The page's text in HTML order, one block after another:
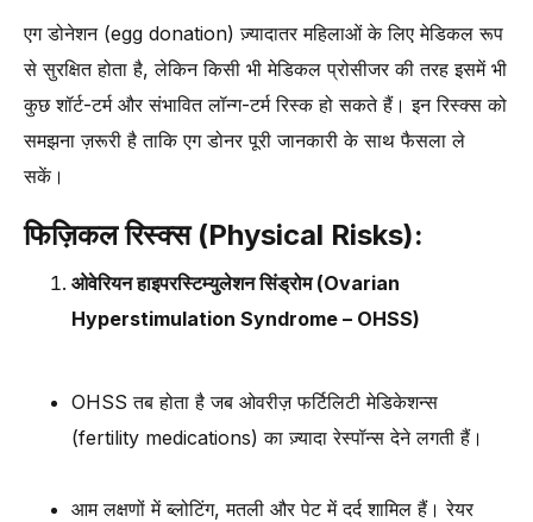
एग डोनेशन (egg donation) ज़्यादातर महिलाओं के लिए मेडिकल रूप
से सुरक्षित होता है, लेकिन किसी भी मेडिकल प्रोसीजर की तरह इसमें भी
कुछ शॉर्ट-टर्म और संभावित लॉन्ग-टर्म रिस्क हो सकते हैं। इन रिस्क्स को
समझना ज़रूरी है ताकि एग डोनर पूरी जानकारी के साथ फैसला ले
सकें।
फिज़िकल रिस्क्स (Physical Risks):
ओवेरियन हाइपरस्टिम्युलेशन सिंड्रोम (Ovarian
Hyperstimulation Syndrome – OHSS)
OHSS तब होता है जब ओवरीज़ फर्टिलिटी मेडिकेशन्स
(fertility medications) का ज़्यादा रेस्पॉन्स देने लगती हैं।
आम लक्षणों में ब्लोटिंग, मतली और पेट में दर्द शामिल हैं। रेयर